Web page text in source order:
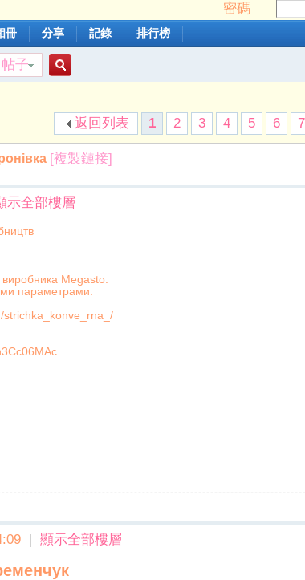
密碼
冊 分享 記錄 排行榜
帖子
索
1
2 3 4 5 6 7
返回列表
[複製鏈接]
示全部樓層
виробника Megasto.
параметрами.
strichka_konve_rna_/
| 顯示全部樓層